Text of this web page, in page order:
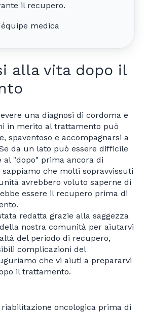
il recupero.
medica
alla vita dopo il
una diagnosi di cordoma e
in merito al trattamento può
spaventoso e accompagnarsi a
da un lato può essere difficile
al "dopo" prima ancora di
che molti sopravvissuti
avrebbero voluto saperne di
essere il recupero prima di
redatta grazie alla saggezza
nostra comunità per aiutarvi
del periodo di recupero,
complicazioni del
che vi aiuti a prepararvi
il trattamento.
oncologica prima di